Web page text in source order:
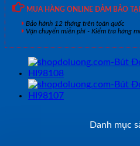
MUA HÀNG ONLINE ĐẢM BẢO
Bảo hành 12 tháng trên toàn quốc
Vận chuyển miễn phí - Kiểm tra hàng
Danh mục